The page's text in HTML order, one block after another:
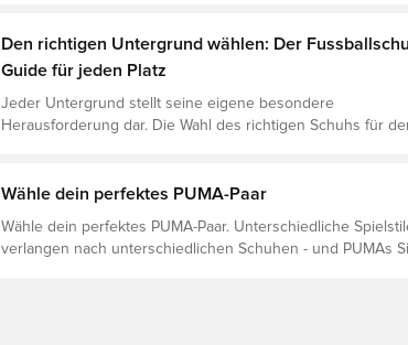
Den richtigen Untergrund wählen: Der
Guide für jeden Platz
Jeder Untergrund stellt seine eigene besondere
Herausforderung dar. Die Wahl des richtigen Schuhs für
Lies weiter, um herauszufinden, welche Schuhe die beste
Wähle dein perfektes PUMA-Paar
Wähle dein perfektes PUMA-Paar. Unterschiedliche
verlangen nach unterschiedlichen Schuhen - und PUMAs